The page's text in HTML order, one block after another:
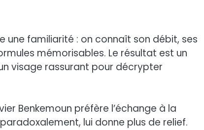
une familiarité : on connaît son débit, ses
mémorisables. Le résultat est un
visage rassurant pour décrypter
Benkemoun préfère l’échange à la
lui donne plus de relief.